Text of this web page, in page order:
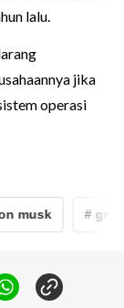
lalu.
jika
operasi
musk # grok